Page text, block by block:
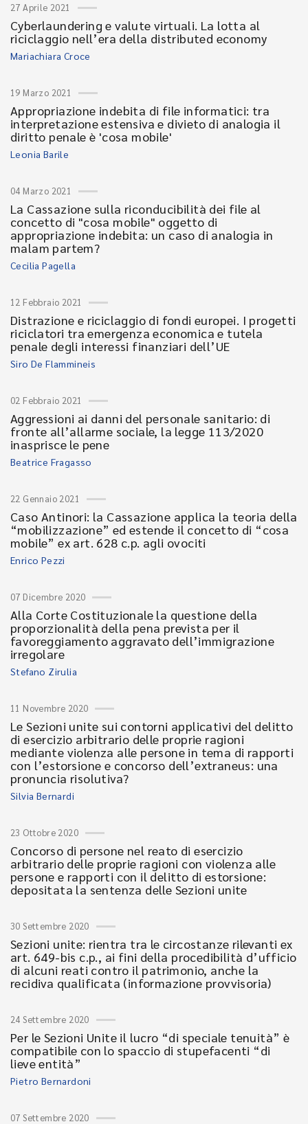
27 Aprile 2021
Cyberlaundering e valute virtuali. La lotta al
riciclaggio nell’era della distributed economy
Mariachiara Croce
19 Marzo 2021
Appropriazione indebita di file informatici: tra
interpretazione estensiva e divieto di analogia il
diritto penale è 'cosa mobile'
Leonia Barile
04 Marzo 2021
La Cassazione sulla riconducibilità dei file al
concetto di "cosa mobile" oggetto di
appropriazione indebita: un caso di analogia in
malam partem?
Cecilia Pagella
12 Febbraio 2021
Distrazione e riciclaggio di fondi europei. I progetti
riciclatori tra emergenza economica e tutela
penale degli interessi finanziari dell’UE
Siro De Flammineis
02 Febbraio 2021
Aggressioni ai danni del personale sanitario: di
fronte all’allarme sociale, la legge 113/2020
inasprisce le pene
Beatrice Fragasso
22 Gennaio 2021
Caso Antinori: la Cassazione applica la teoria della
“mobilizzazione” ed estende il concetto di “cosa
mobile” ex art. 628 c.p. agli ovociti
Enrico Pezzi
07 Dicembre 2020
Alla Corte Costituzionale la questione della
proporzionalità della pena prevista per il
favoreggiamento aggravato dell’immigrazione
irregolare
Stefano Zirulia
11 Novembre 2020
Le Sezioni unite sui contorni applicativi del delitto
di esercizio arbitrario delle proprie ragioni
mediante violenza alle persone in tema di rapporti
con l’estorsione e concorso dell’extraneus: una
pronuncia risolutiva?
Silvia Bernardi
23 Ottobre 2020
Concorso di persone nel reato di esercizio
arbitrario delle proprie ragioni con violenza alle
persone e rapporti con il delitto di estorsione:
depositata la sentenza delle Sezioni unite
30 Settembre 2020
Sezioni unite: rientra tra le circostanze rilevanti ex
art. 649-bis c.p., ai fini della procedibilità d’ufficio
di alcuni reati contro il patrimonio, anche la
recidiva qualificata (informazione provvisoria)
24 Settembre 2020
Per le Sezioni Unite il lucro “di speciale tenuità” è
compatibile con lo spaccio di stupefacenti “di
lieve entità”
Pietro Bernardoni
07 Settembre 2020